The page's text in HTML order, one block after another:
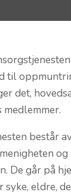
til
det,
medlemmer.
består
og
De går på
syke, eldre,